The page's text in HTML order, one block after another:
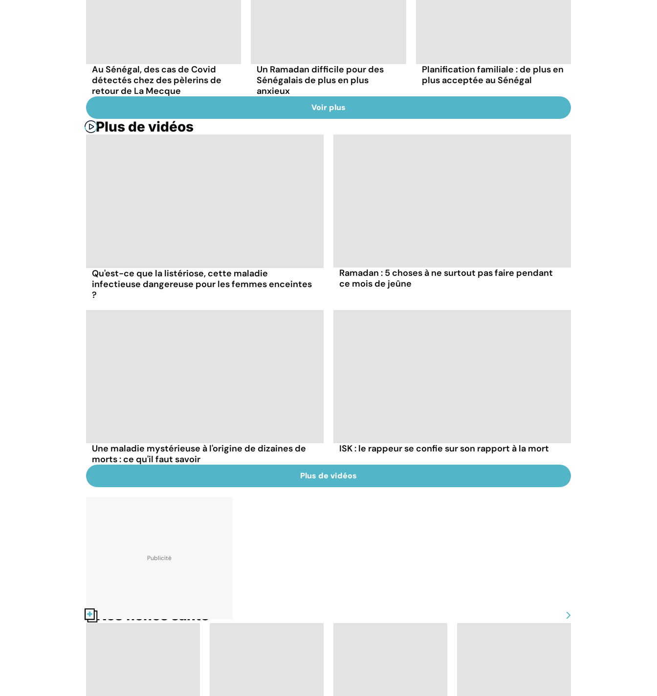
Au Sénégal, des cas de Covid
détectés chez des pèlerins de
retour de La Mecque
Un Ramadan difficile pour des
Sénégalais de plus en plus
anxieux
Planification familiale : de plus en
plus acceptée au Sénégal
Voir plus
Plus de vidéos
Qu'est-ce que la listériose, cette maladie
infectieuse dangereuse pour les femmes enceintes
?
Ramadan : 5 choses à ne surtout pas faire pendant
ce mois de jeûne
Une maladie mystérieuse à l'origine de dizaines de
morts : ce qu'il faut savoir
ISK : le rappeur se confie sur son rapport à la mort
Plus de vidéos
Nos fiches santé